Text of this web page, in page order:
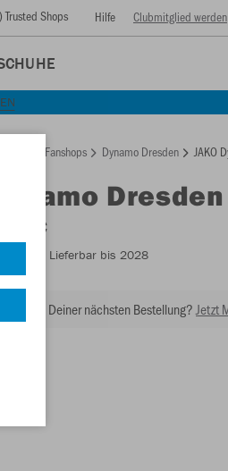
Shops Hilfe Clubmitglied werden
Fanshops Dynamo Dresden JAKO
Dresden
- Lieferbar bis 2028
bei Deiner nächsten Bestellung? Jetzt